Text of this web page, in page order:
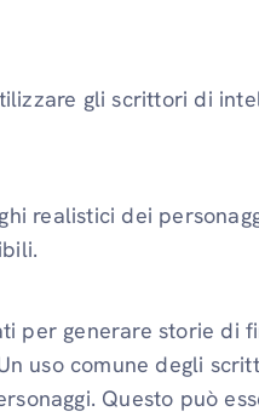
gli scrittori di
realistici dei
per generare storie di
uso comune degli
Questo può